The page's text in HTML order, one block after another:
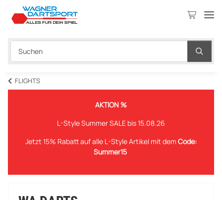
FLIGHTS
AKTION %
L-Style Summer SALE bis 15.08.26
Jetzt 15% Rabatt auf alle L-Style Artikel mit dem Code:
Summer15